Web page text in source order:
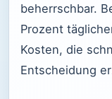
beherrschbar.
Prozent
Kosten, die
Entscheidung